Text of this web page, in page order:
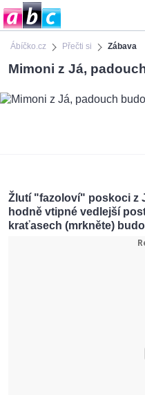
Ábíčko.cz Přečti si Zábava
Mimoni z Já,
Žlutí "fazoloví" poskoci z
hodně vtipné vedlejší
kraťasech (mrkněte)